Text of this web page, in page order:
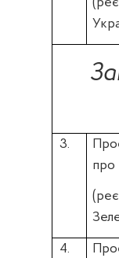
3.
про
4. П